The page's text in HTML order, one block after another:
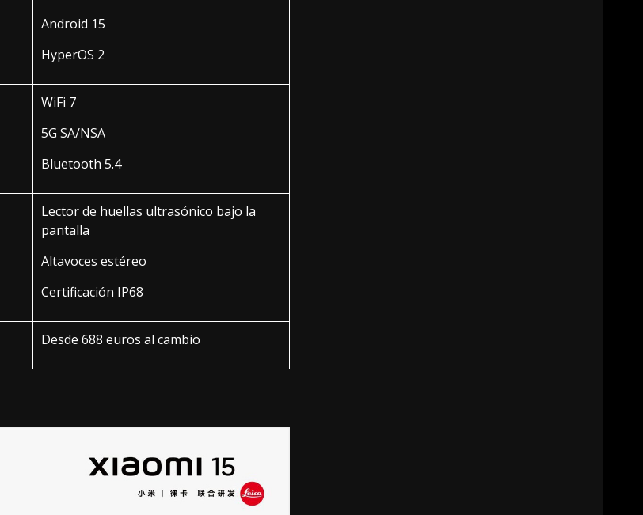
Android 15
HyperOS 2
WiFi 7
5G SA/NSA
Bluetooth 5.4
Lector de huellas ultrasónico bajo la
pantalla
Altavoces estéreo
Certificación IP68
Desde 688 euros al cambio